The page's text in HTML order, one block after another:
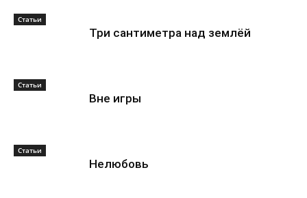
Статьи
Три сантиметра над землёй
Статьи
Вне игры
Статьи
Нелюбовь